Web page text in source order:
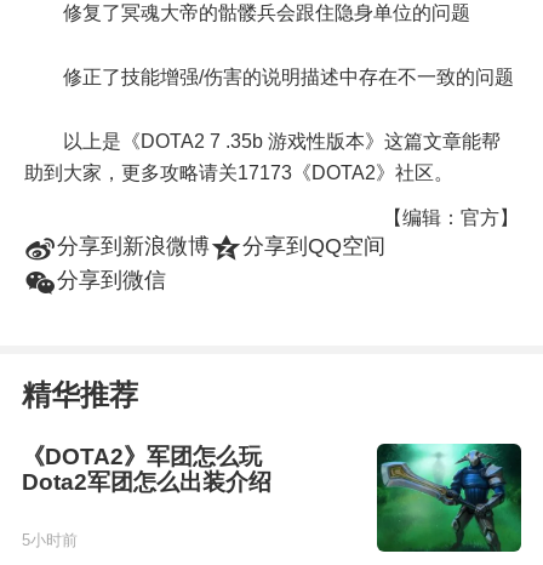
修复了冥魂大帝的骷髅兵会跟住隐身单位的问题
修正了技能增强/伤害的说明描述中存在不一致的问题
以上是《DOTA2 7 .35b 游戏性版本》这篇文章能帮
助到大家，更多攻略请关17173《DOTA2》社区。
【编辑：官方】
t分享到新浪微博z分享到QQ空间
w分享到微信
精华推荐
《DOTA2》军团怎么玩
Dota2军团怎么出装介绍
5小时前